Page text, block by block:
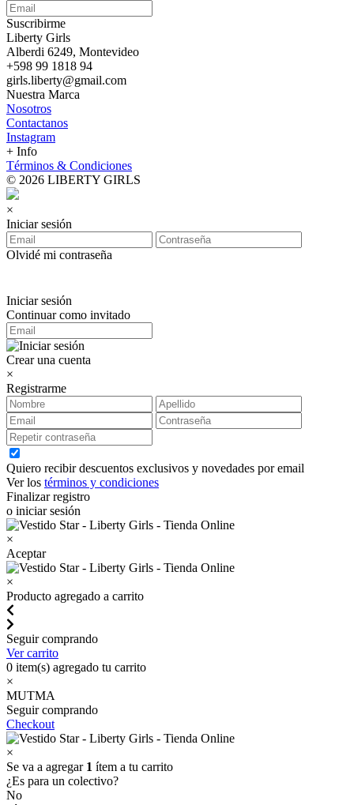
Suscribirme
Liberty Girls
Alberdi 6249, Montevideo
+598 99 1818 94
girls.liberty@gmail.com
Nuestra Marca
Nosotros
Contactanos
Instagram
+ Info
Términos & Condiciones
© 2026 LIBERTY GIRLS
×
Iniciar sesión
Olvidé mi contraseña
Iniciar sesión
Continuar como invitado
Crear una cuenta
×
Registrarme
Quiero recibir descuentos exclusivos y novedades por email
Ver los términos y condiciones
Finalizar registro
o iniciar sesión
×
Aceptar
×
Producto agregado a carrito
Seguir comprando
Ver carrito
0 item(s) agregado tu carrito
×
MUTMA
Seguir comprando
Checkout
×
Se va a agregar 1 ítem a tu carrito
¿Es para un colectivo?
No